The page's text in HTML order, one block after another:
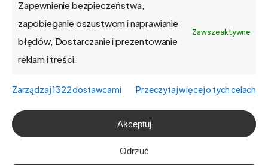
Zapewnienie bezpieczeństwa,
zapobieganie oszustwom i naprawianie
błędów, Dostarczanie i prezentowanie
reklam i treści.
Zawsze aktywne
Zarządzaj 1322 dostawcami Przeczytaj więcej o tych celach
Akceptuj
Odrzuć
O firmie
Praca
Polityka plików cookies (EU)
English